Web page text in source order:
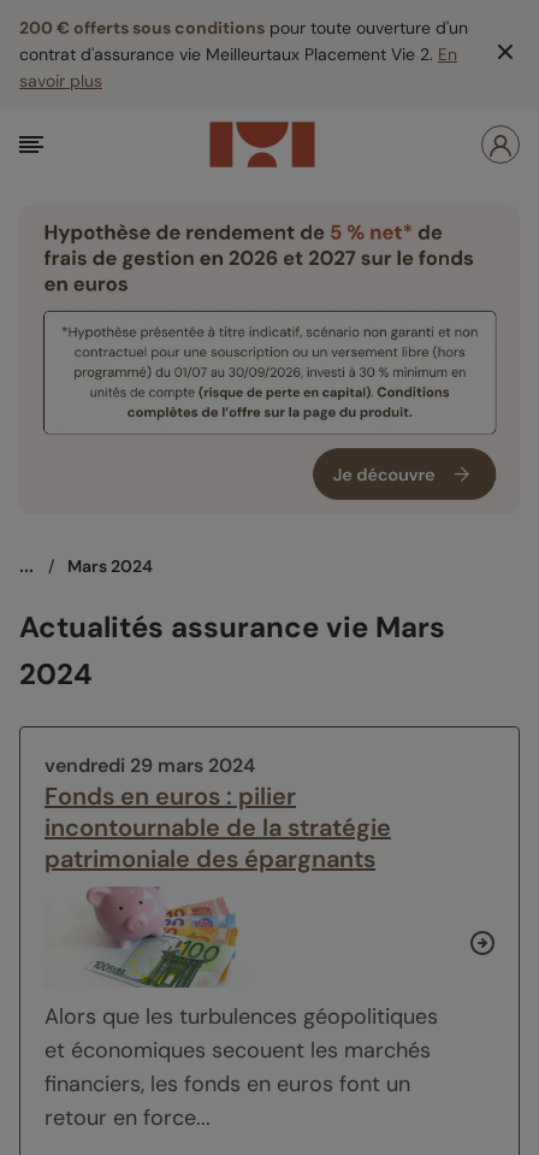
200 € offerts sous conditions pour toute ouverture d'un
contrat d'assurance vie Meilleurtaux Placement Vie 2. En
savoir plus
... / Mars 2024
Actualités assurance vie Mars
2024
vendredi 29 mars 2024
Fonds en euros : pilier
incontournable de la stratégie
patrimoniale des épargnants
Alors que les turbulences géopolitiques
et économiques secouent les marchés
financiers, les fonds en euros font un
retour en force...